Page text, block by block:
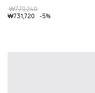
₩770,240
₩731,720
-5%